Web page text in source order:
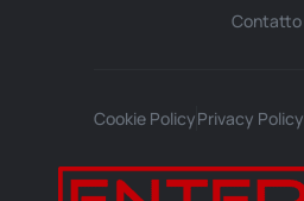
Contatto
Cookie PolicyPrivacy Policy